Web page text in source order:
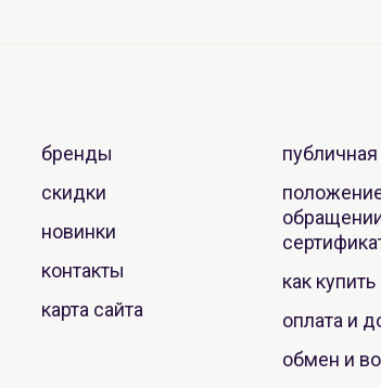
бренды
скидки
новинки
контакты
карта сайта
как купить
оплата и
обмен и